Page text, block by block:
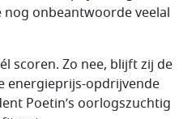
nog onbeantwoorde veelal
scoren. Zo nee, blijft zij de
energieprijs-opdrijvende
Poetin’s oorlogszuchtig